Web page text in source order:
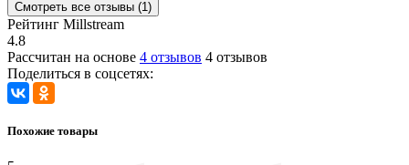
Смотреть все отзывы (1)
Рейтинг Millstream
4.8
Рассчитан на основе 4 отзывов 4 отзывов
Поделиться в соцсетях:
Похожие товары